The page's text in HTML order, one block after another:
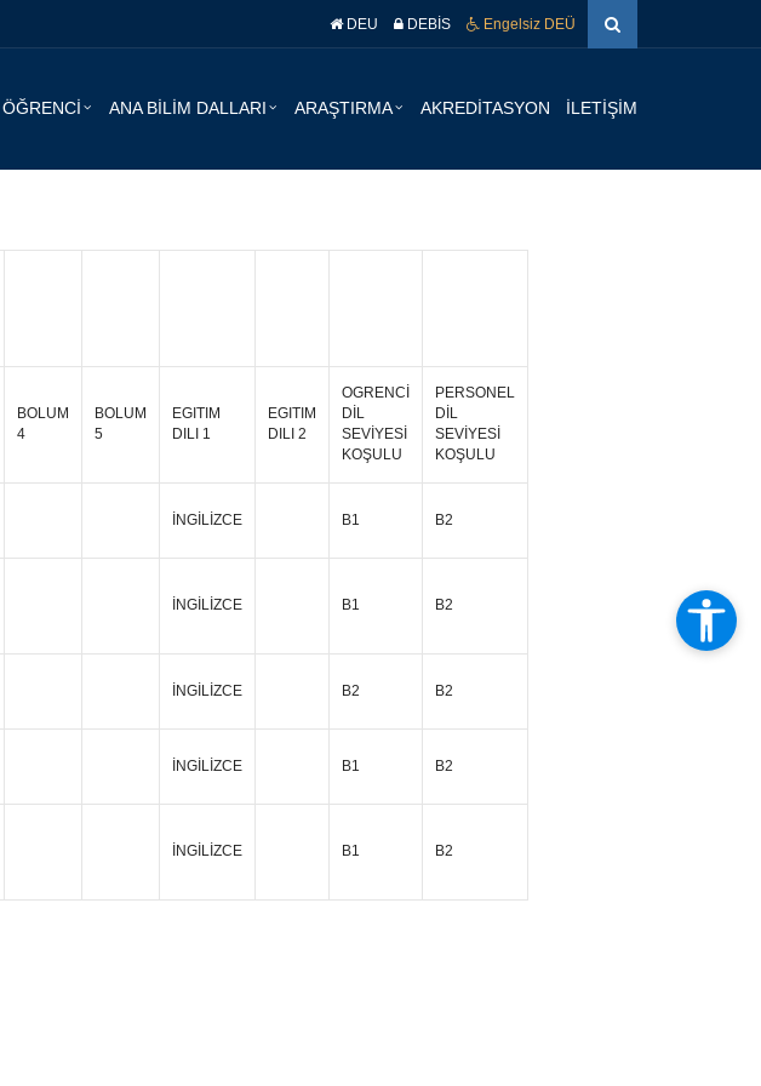
DEU DEBİS Engelsiz DEÜ
ÖĞRENCİ ANA BİLİM DALLARI ARAŞTIRMA AKREDİTASYON İLETİŞİM
BOLUM
4
BOLUM
5
EGITIM
DILI 1
EGITIM
DILI 2
OGRENCİ
DİL
SEVİYESİ
KOŞULU
PERSONEL
DİL
SEVİYESİ
KOŞULU
İNGİLİZCE B1 B2
İNGİLİZCE B1 B2
İNGİLİZCE B2 B2
İNGİLİZCE B1 B2
İNGİLİZCE B1 B2